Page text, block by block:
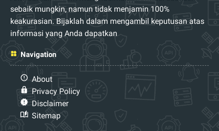
sebaik mungkin, namun tidak menjamin 100%
keakurasian. Bijaklah dalam mengambil keputusan atas
informasi yang Anda dapatkan
Navigation
About
Privacy Policy
Disclaimer
Sitemap